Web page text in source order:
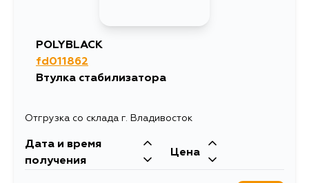
POLYBLACK
fd011862
Втулка стабилизатора
Отгрузка со склада г. Владивосток
Дата и время
получения
Цена